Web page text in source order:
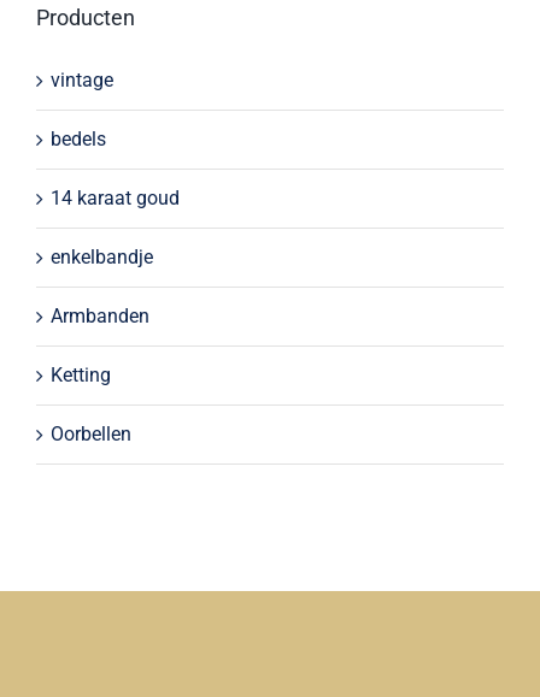
Producten
vintage
bedels
14 karaat goud
enkelbandje
Armbanden
Ketting
Oorbellen